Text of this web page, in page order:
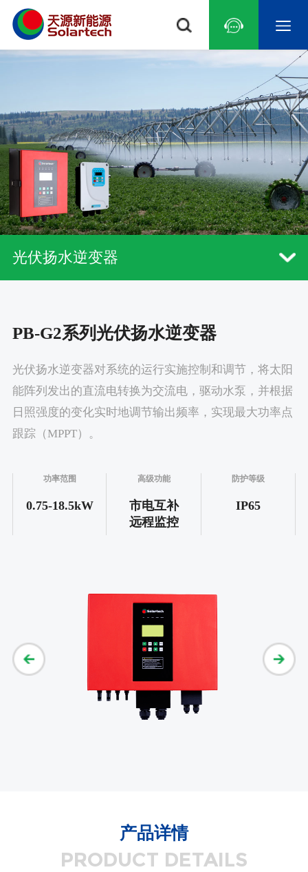
系统技术
光伏水泵
光伏扬水逆变器
泳池
农林灌溉 荒漠治理 草原畜牧 海水淡化
国 亚洲 中东地区 非洲 北美洲 南美洲
常见问题 技术文章 远程监控
行业资讯 新品发布
研究中心 示范基地 荣誉资质
光伏扬水逆变器
PB-G2系列光伏扬水逆变器
光伏扬水逆变器对系统的运行实施控制和调节，将太阳
能阵列发出的直流电转换为交流电，驱动水泵，并根据
日照强度的变化实时地调节输出频率，实现最大功率点
跟踪（MPPT）。
功率范围
0.75-18.5kW
高级功能
市电互补
远程监控
防护等级
IP65
产品详情
PRODUCT DETAILS